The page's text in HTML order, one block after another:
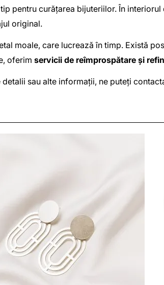
pentru curățarea bijuteriilor. În
original.
moale, care lucrează în timp. Există
oferim servicii de reîmprospătare și
detalii sau alte informații, ne puteți